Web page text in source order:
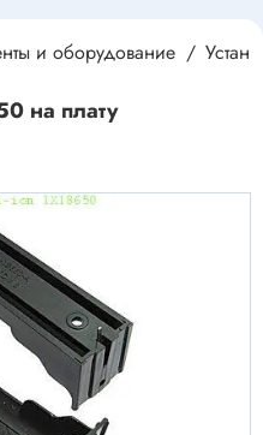
и оборудование
на плату